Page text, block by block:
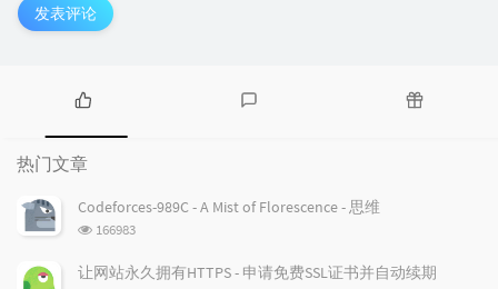
发表评论
门
文
论
热门文章
Codeforces-989C - A Mist of Florescence - 思维
浏
次
166983
让网站永久拥有HTTPS - 申请免费SSL证书并自动续期